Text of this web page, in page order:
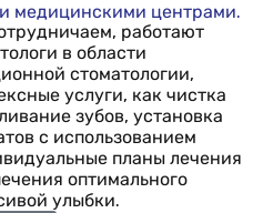
медицинскими центрами.
работают
в области
стоматологии,
услуги, как чистка
зубов, установка
с использованием
планы лечения
оптимального
улыбки.